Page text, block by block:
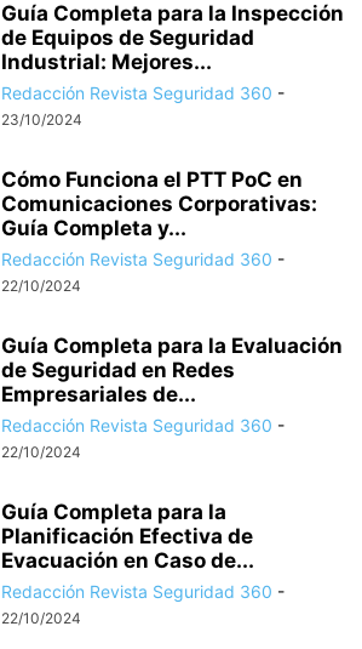
Guía Completa para la Inspección
de Equipos de Seguridad
Industrial: Mejores...
Redacción Revista Seguridad 360 -
23/10/2024
Cómo Funciona el PTT PoC en
Comunicaciones Corporativas:
Guía Completa y...
Redacción Revista Seguridad 360 -
22/10/2024
Guía Completa para la Evaluación
de Seguridad en Redes
Empresariales de...
Redacción Revista Seguridad 360 -
22/10/2024
Guía Completa para la
Planificación Efectiva de
Evacuación en Caso de...
Redacción Revista Seguridad 360 -
22/10/2024